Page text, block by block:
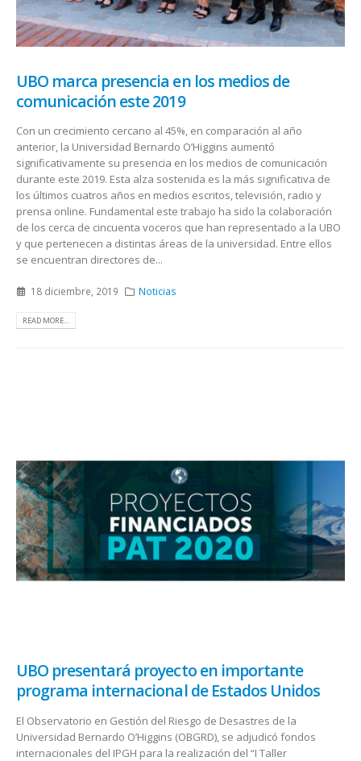
UBO marca presencia en los medios de
comunicación este 2019
Con un crecimiento cercano al 45%, en comparación al año
anterior, la Universidad Bernardo O’Higgins aumentó
significativamente su presencia en los medios de comunicación
durante este 2019. Esta alza sostenida es la más significativa de
los últimos cuatros años en medios escritos, televisión, radio y
prensa online. Fundamental este trabajo ha sido la colaboración
de los cerca de cincuenta voceros que han representado a la UBO
y que pertenecen a distintas áreas de la universidad. Entre ellos
se encuentran directores de...
18 diciembre, 2019 Noticias
READ MORE...
UBO presentará proyecto en importante
programa internacional de Estados Unidos
El Observatorio en Gestión del Riesgo de Desastres de la
Universidad Bernardo O’Higgins (OBGRD), se adjudicó fondos
internacionales del IPGH para la realización del “I Taller